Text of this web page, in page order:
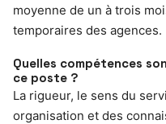
moyenne de un à trois
temporaires des agences.
Quelles compétences
ce poste ?
La rigueur, le sens du
organisation et des